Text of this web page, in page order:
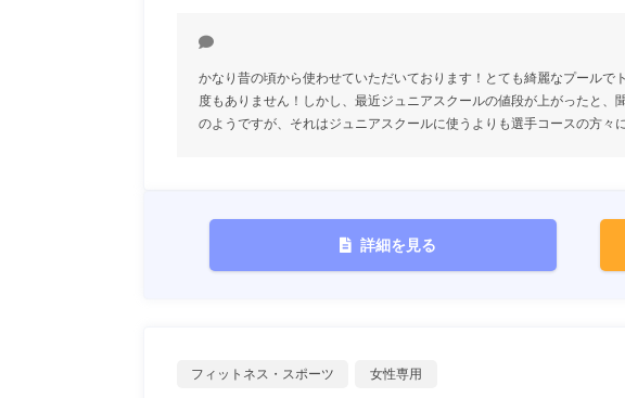
かなり昔の頃から使わせていただいております！とても綺麗なプール
度もありません！しかし、最近ジュニアスクールの値段が上がったと
のようですが、それはジュニアスクールに使うよりも選手コースの方々
詳細を見る
フィットネス・スポーツ 女性専用